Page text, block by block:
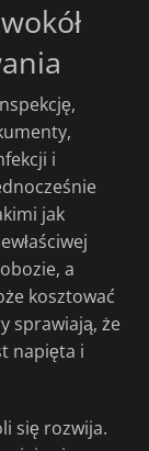
i
jak
a
kosztować
sprawiają, że
napięta i
się rozwija.